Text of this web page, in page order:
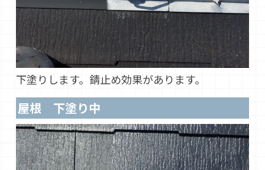
下塗りします。錆止め効果があります。
屋根 下塗り中